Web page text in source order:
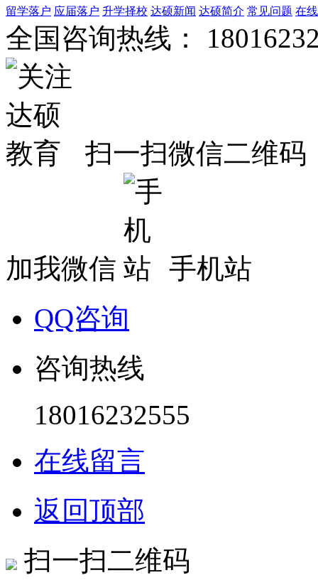
留学落户 应届落户 升学择校 达硕新闻 达硕简介 常见问题 在
全国咨询热线：
扫一扫微信二维码
加我微信
手机站
QQ咨询
咨询热线
18016232555
在线留言
返回顶部
扫一扫二维码